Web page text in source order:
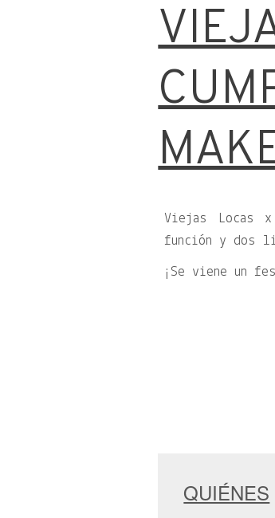
Viejas Locas
función y dos
¡Se viene un
QUIÉNES